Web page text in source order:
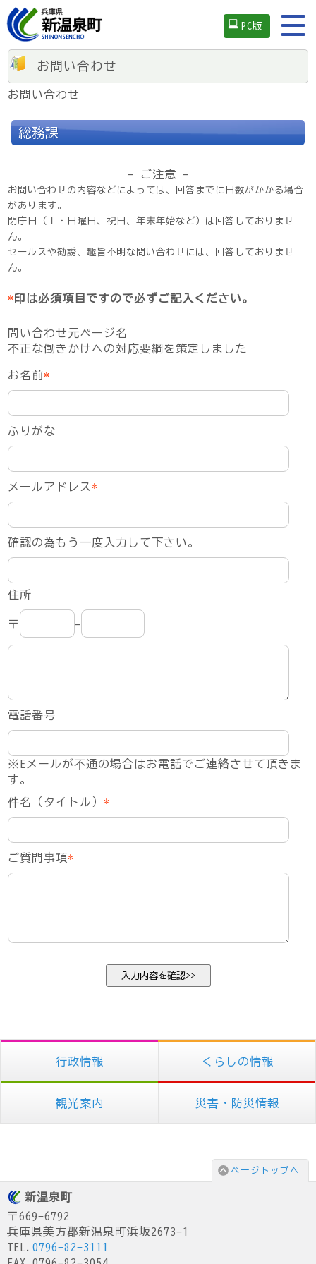
PC版
お問い合わせ
お問い合わせ
総務課
- ご注意 -
お問い合わせの内容などによっては、回答までに日数がかかる場合
があります。
閉庁日（土・日曜日、祝日、年末年始など）は回答しておりませ
ん。
セールスや勧誘、趣旨不明な問い合わせには、回答しておりませ
ん。
*印は必須項目ですので必ずご記入ください。
問い合わせ元ページ名
不正な働きかけへの対応要綱を策定しました
お名前*
ふりがな
メールアドレス*
確認の為もう一度入力して下さい。
住所
〒 -
電話番号
※Eメールが不通の場合はお電話でご連絡させて頂きま
す。
件名（タイトル）*
ご質問事項*
行政情報 くらしの情報
観光案内 災害・防災情報
ページトップへ
新温泉町
〒669-6792
兵庫県美方郡新温泉町浜坂2673-1
TEL. 0796-82-3111